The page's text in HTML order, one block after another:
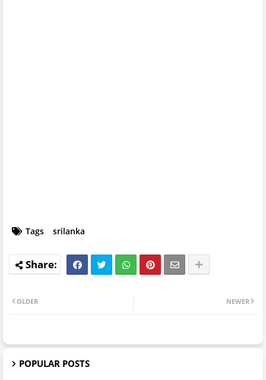
Tags srilanka
NEWER
OLDER
POPULAR POSTS